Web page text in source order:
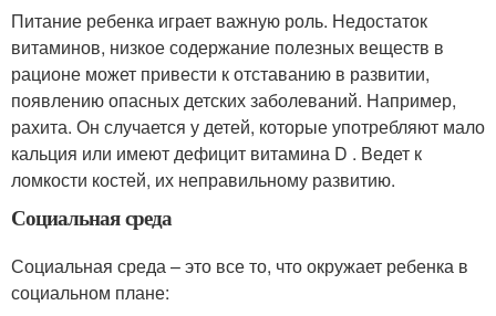
Питание ребенка играет важную роль. Недостаток
витаминов, низкое содержание полезных веществ в
рационе может привести к отставанию в развитии,
появлению опасных детских заболеваний. Например,
рахита. Он случается у детей, которые употребляют мало
кальция или имеют дефицит витамина D . Ведет к
ломкости костей, их неправильному развитию.
Социальная среда
Социальная среда – это все то, что окружает ребенка в
социальном плане: